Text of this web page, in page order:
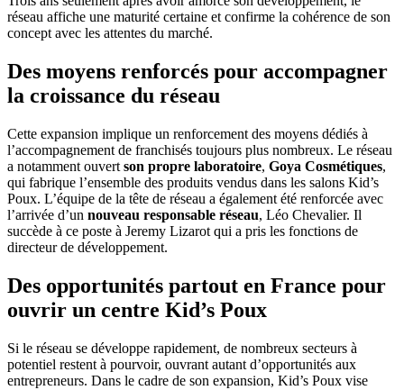
réseau affiche une maturité certaine et confirme la cohérence de son
concept avec les attentes du marché.
Des moyens renforcés pour accompagner
la croissance du réseau
Cette expansion implique un renforcement des moyens dédiés à
l’accompagnement de franchisés toujours plus nombreux. Le réseau
a notamment ouvert son propre laboratoire, Goya Cosmétiques,
qui fabrique l’ensemble des produits vendus dans les salons Kid’s
Poux. L’équipe de la tête de réseau a également été renforcée avec
l’arrivée d’un nouveau responsable réseau, Léo Chevalier. Il
succède à ce poste à Jeremy Lizarot qui a pris les fonctions de
directeur de développement.
Des opportunités partout en France pour
ouvrir un centre Kid’s Poux
Si le réseau se développe rapidement, de nombreux secteurs à
potentiel restent à pourvoir, ouvrant autant d’opportunités aux
entrepreneurs. Dans le cadre de son expansion, Kid’s Poux vise